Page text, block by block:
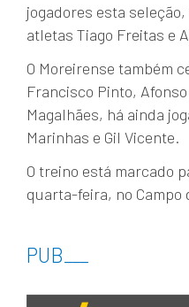
jogadores esta
atletas Tiago Freitas e
O Moreirense também
Francisco Pinto,
Magalhães, há ainda
Marinhas e Gil Vicente.
O treino está marcado
quarta-feira, no Campo
PUB